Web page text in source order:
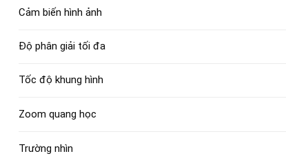
Cảm biến hình ảnh
Độ phân giải tối đa
Tốc độ khung hình
Zoom quang học
Trường nhìn